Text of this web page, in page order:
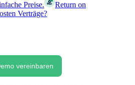
Preise.
Return on
Verträge?
vereinbaren